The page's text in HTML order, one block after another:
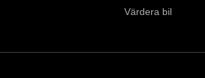
Värdera bil